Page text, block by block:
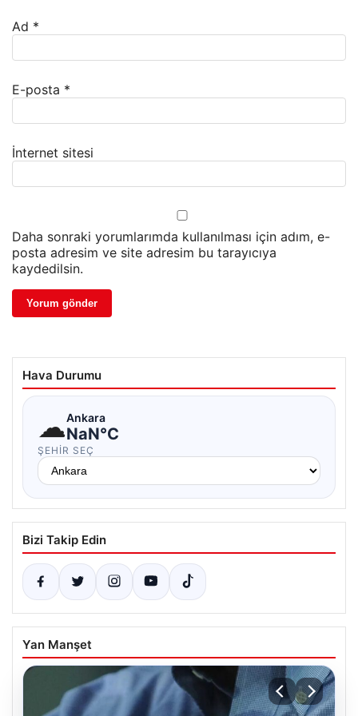
Ad *
E-posta *
İnternet sitesi
Daha sonraki yorumlarımda kullanılması için adım, e-
posta adresim ve site adresim bu tarayıcıya
kaydedilsin.
Hava Durumu
☁Ankara
NaN°C
ŞEHIR SEÇ
Bizi Takip Edin
Yan Manşet